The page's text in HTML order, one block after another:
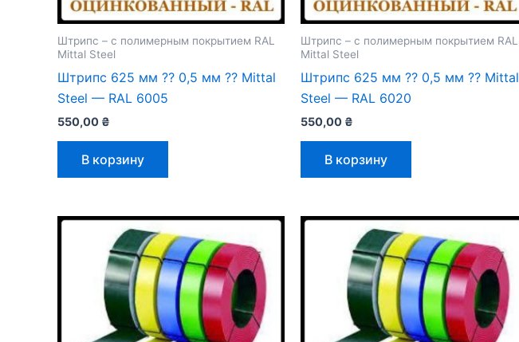
Штрипс – с полимерным покрытием RAL
Mittal Steel
Штрипс 625 мм ⁇ 0,5 мм ⁇ Mittal
Steel — RAL 6005
550,00 ₴
В корзину
Штрипс – с полимерным покрытием RAL
Mittal Steel
Штрипс 625 мм ⁇ 0,5 мм ⁇ Mittal
Steel — RAL 6020
550,00 ₴
В корзину